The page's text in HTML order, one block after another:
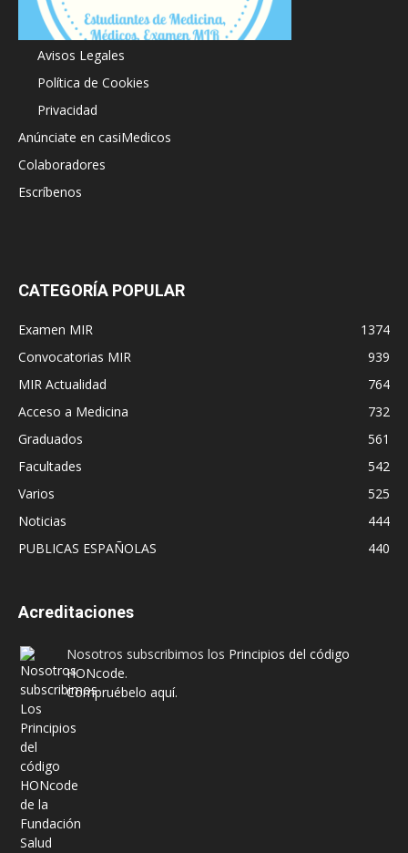
Acerca de
Avisos Legales
Política de Cookies
Privacidad
Anúnciate en casiMedicos
Colaboradores
Escríbenos
CATEGORÍA POPULAR
Examen MIR
1374
Convocatorias MIR
939
MIR Actualidad
764
Acceso a Medicina
732
Graduados
561
Facultades
542
Varios
525
Noticias
444
PUBLICAS ESPAÑOLAS
440
Acreditaciones
Nosotros subscribimos los Principios del código
HONcode.
Compruébelo aquí.